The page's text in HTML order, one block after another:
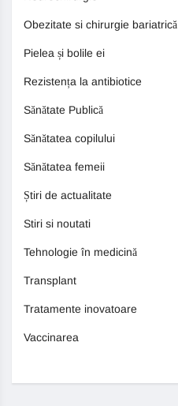
Obezitate si chirurgie bariatrică
Pielea și bolile ei
Rezistența la antibiotice
Sănătate Publică
Sănătatea copilului
Sănătatea femeii
Știri de actualitate
Stiri si noutati
Tehnologie în medicină
Transplant
Tratamente inovatoare
Vaccinarea